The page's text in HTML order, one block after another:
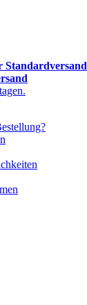
Standardversand